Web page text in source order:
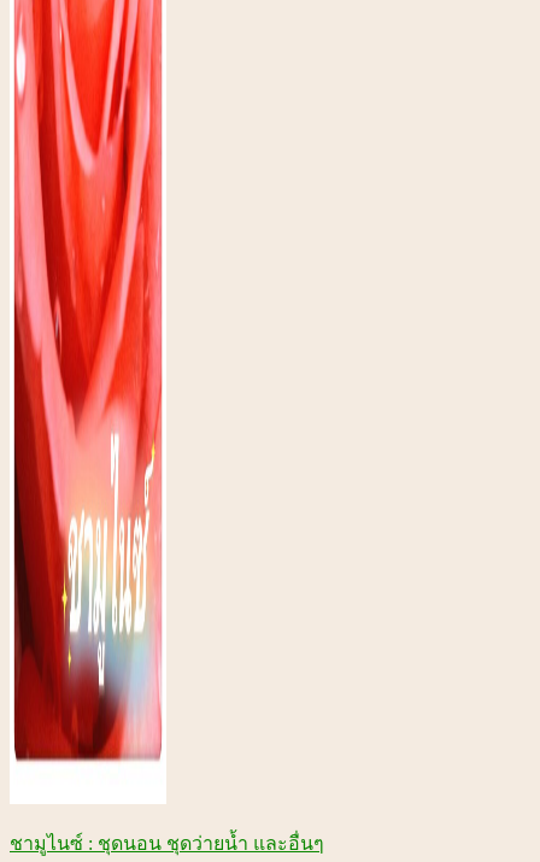
ชามูไนซ์ : ชุดนอน ชุดว่ายน้ำ และอื่นๆ